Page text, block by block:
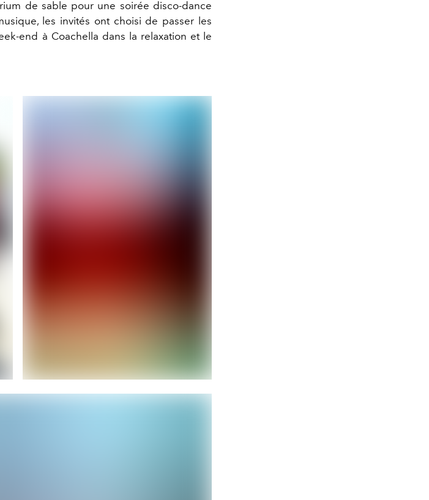
de sable pour une soirée disco-dance
les invités ont choisi de passer les
end à Coachella dans la relaxation et le